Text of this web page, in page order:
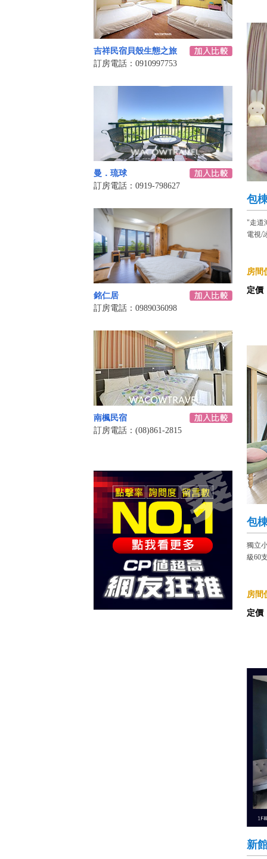
吉祥民宿貝殼生態之旅
訂房電話：0910997753
曼．琉球
訂房電話：0919-798627
銘仁居
訂房電話：0989036098
南楓民宿
訂房電話：(08)861-2815
包
"走道
電視/
房間
定價
包
獨立
級60
房間
定價
新